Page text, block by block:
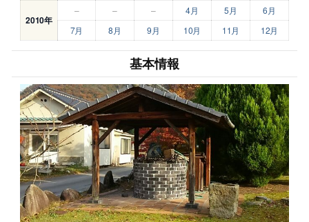
2010年
– – – 4月 5月
6月
7月
8月 9月 10月 11月 12月
基本情報